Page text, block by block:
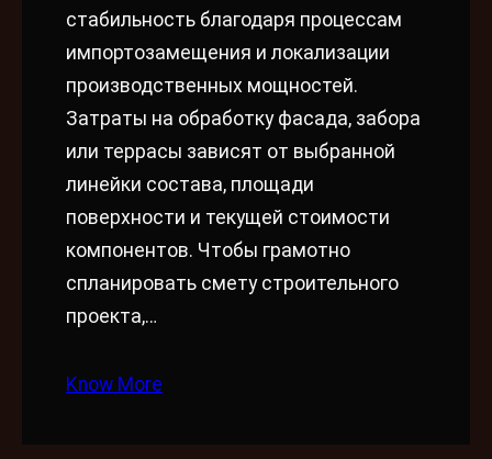
стабильность благодаря процессам
импортозамещения и локализации
производственных мощностей.
Затраты на обработку фасада, забора
или террасы зависят от выбранной
линейки состава, площади
поверхности и текущей стоимости
компонентов. Чтобы грамотно
спланировать смету строительного
проекта,…
Know More